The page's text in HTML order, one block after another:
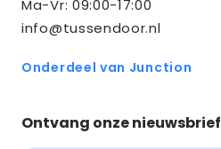
Ma-Vr: 09:00-17:00
info@tussendoor.nl
Onderdeel van Junction
Ontvang onze nieuwsbrief